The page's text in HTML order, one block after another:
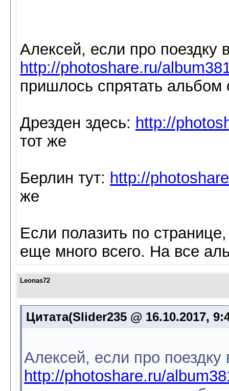
Алексей, если про поездку
http://photoshare.ru/
пришлось спрятать
Дрезден здесь: http://
тот же
Берлин тут: http://
же
Если полазить по
еще много всего. На все
Leonas72
Цитата(Slider235 @ 16.10.2017,
Алексей, если про поездку
http://photoshare.ru/